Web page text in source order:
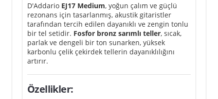
D'Addario EJ17 Medium, yoğun çalım ve güçlü
rezonans için tasarlanmış, akustik gitaristler
tarafından tercih edilen dayanıklı ve zengin tonlu
bir tel setidir. Fosfor bronz sarımlı teller, sıcak,
parlak ve dengeli bir ton sunarken, yüksek
karbonlu çelik çekirdek tellerin dayanıklılığını
artırır.
Özellikler: